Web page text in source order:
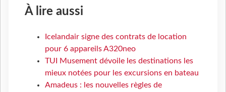
À lire aussi
Icelandair signe des contrats de location
pour 6 appareils A320neo
TUI Musement dévoile les destinations les
mieux notées pour les excursions en bateau
Amadeus : les nouvelles règles de